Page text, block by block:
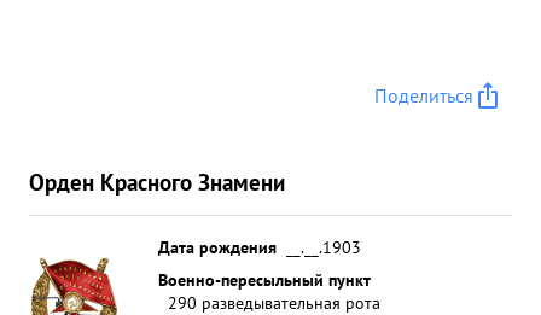
Поделиться
Орден Красного Знамени
Дата рождения
__.__.1903
Военно-пересыльный пункт
290 разведывательная рота